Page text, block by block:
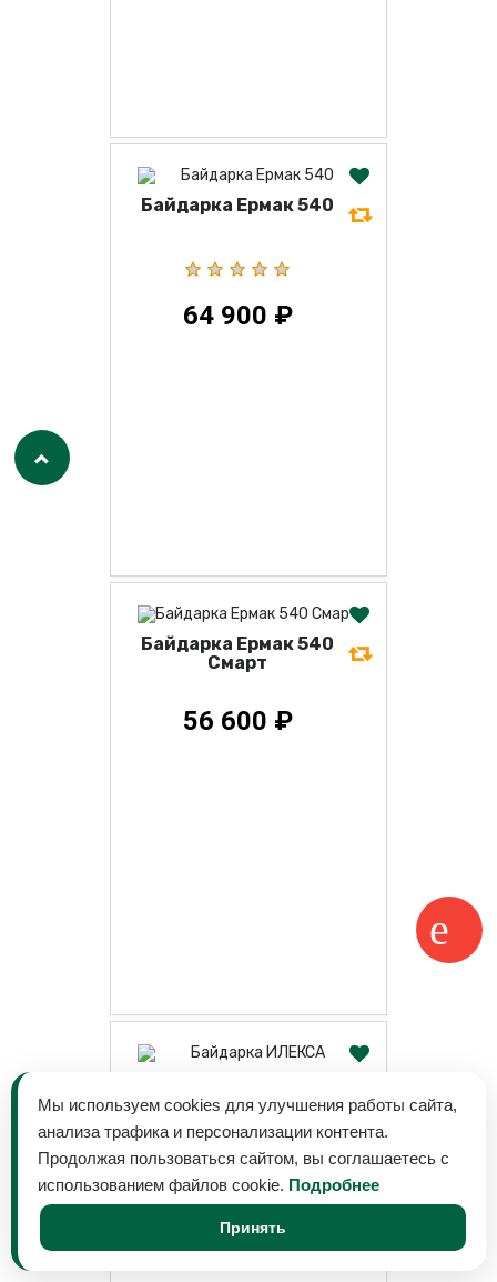
Байдарка Ермак 540
64 900 ₽
Байдарка Ермак 540
Смарт
56 600 ₽
61 000 ₽
Мы используем cookies для улучшения работы сайта,
анализа трафика и персонализации контента.
Продолжая пользоваться сайтом, вы соглашаетесь с
использованием файлов cookie. Подробнее
Принять